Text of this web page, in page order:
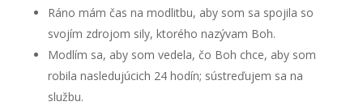
Ráno mám čas na modlitbu, aby som sa spojila so
svojím zdrojom sily, ktorého nazývam Boh.
Modlím sa, aby som vedela, čo Boh chce, aby som
robila nasledujúcich 24 hodín; sústreďujem sa na
službu.